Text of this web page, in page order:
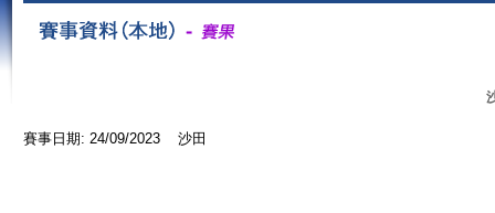
賽事日期: 24/09/2023 沙田